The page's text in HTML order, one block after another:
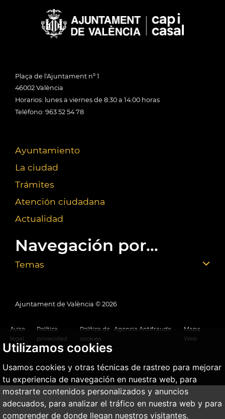
Utilizamos cookies
Usamos cookies y otras técnicas de rastreo para mejorar
tu experiencia de navegación en nuestra web, para
mostrarte contenidos personalizados y anuncios
adecuados, para analizar el tráfico en nuestra web y para
comprender de donde llegan nuestros visitantes.
Plaça de l'Ajuntament nº 1
46002 València
Horarios: lunes a viernes de 8:30 a 14:00 horas
Teléfono: 963 52 54 78
Ayuntamiento
La ciudad
Trámites
Atención ciudadana
Actualidad
Navegación por...
Temas
Ajuntament de València © 2026
Aviso
legal
Política
privacidad
Política de
cookies
Agencia Antifraude
Mapa
Web